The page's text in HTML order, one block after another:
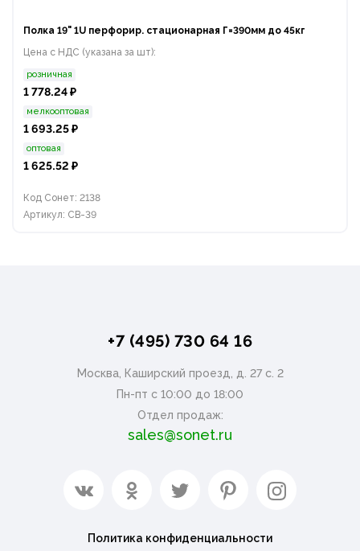
Полка 19" 1U перфорир. стационарная Г=390мм до 45кг
Цена с НДС (указана за шт):
розничная
1 778.24 ₽
мелкооптовая
1 693.25 ₽
оптовая
1 625.52 ₽
Код Сонет: 2138
Артикул: СВ-39
+7 (495) 730 64 16
Москва, Каширский проезд, д. 27 с. 2
Пн-пт с 10:00 до 18:00
Отдел продаж:
sales@sonet.ru
Политика конфиденциальности